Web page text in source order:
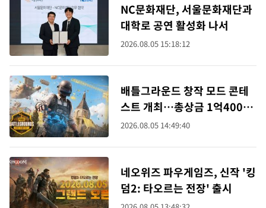
NC문화재단, 서울문화재단과
대학로 공연 활성화 나서
2026.08.05 15:18:12
배틀그라운드 창작 모드 콘테
스트 개최…총상금 1억4000
만원
2026.08.05 14:49:40
네오위즈 파우게임즈, 신작 '킹
덤2: 타오르는 전장' 출시